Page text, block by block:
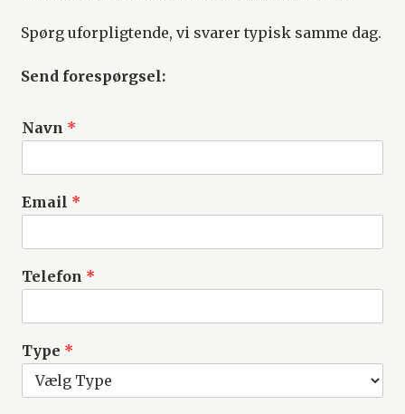
Spørg uforpligtende, vi svarer typisk samme dag.
Send forespørgsel:
Navn *
Email *
Telefon *
Type *